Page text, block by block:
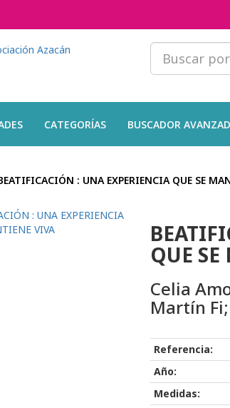
CATEGORÍAS BUSCADOR
: UNA EXPERIENCIA QUE SE
QUE
Celia
Martín
Referencia:
Año:
Medidas: